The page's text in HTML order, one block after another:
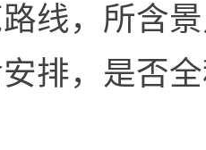
线，所含
排，是否